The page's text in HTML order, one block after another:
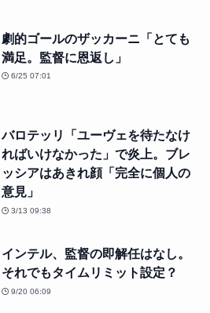
劇的ゴールのザッカーニ「とても
満足。監督に恩返し」
6/25 07:01
バロテッリ「ユーヴェを待たなけ
ればいけなかった」で炎上。ブレ
ッシアはあきれ顔「完全に個人の
意見」
3/13 09:38
インテル、監督の即解任はなし。
それでもタイムリミット設定？
9/20 06:09